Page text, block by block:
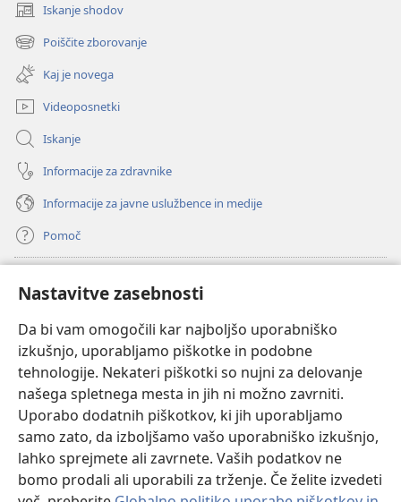
Nastavitve zasebnosti
Da bi vam omogočili kar najboljšo uporabniško
izkušnjo, uporabljamo piškotke in podobne
tehnologije. Nekateri piškotki so nujni za delovanje
našega spletnega mesta in jih ni možno zavrniti.
Uporabo dodatnih piškotkov, ki jih uporabljamo
samo zato, da izboljšamo vašo uporabniško izkušnjo,
lahko sprejmete ali zavrnete. Vaših podatkov ne
bomo prodali ali uporabili za trženje. Če želite izvedeti
Iskanje shodov
(odpre
novo
okno)
Poiščite zborovanje
(odpre
novo
okno)
Kaj je novega
Videoposnetki
Iskanje
Informacije za zdravnike
Informacije za javne uslužbence in medije
Pomoč
(odpre
novo
okno) Watchtowerjeva SPLETNA KNJIŽNICA™
(odpre
novo
okno) JW Hub
(odpre
novo
okno)JW Library
Watchtower Library